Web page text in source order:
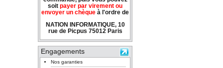
soit payer par virement ou
envoyer un chèque à l'ordre de
NATION INFORMATIQUE, 10
rue de Picpus 75012 Paris
Engagements
Nos garanties